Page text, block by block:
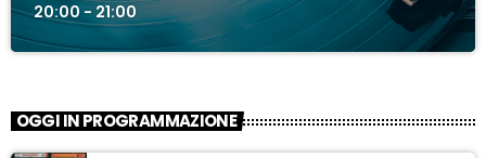
20:00 - 21:00
OGGI IN PROGRAMMAZIONE